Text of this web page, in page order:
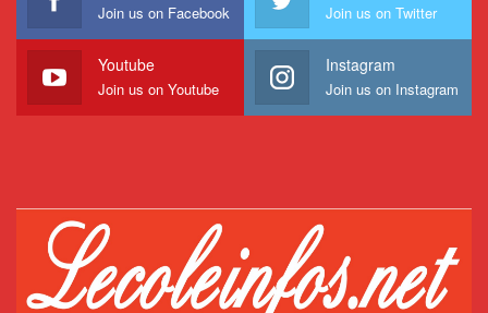
Join us on Facebook Join us on Twitter
Youtube
Join us on Youtube
Instagram
Join us on Instagram